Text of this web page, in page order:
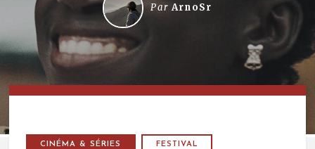
ParArnoSr
CINÉMA & SÉRIES FESTIVAL